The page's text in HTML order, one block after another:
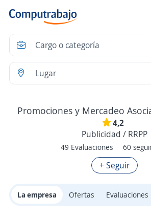
Promociones y Mercadeo
4,2
Publicidad / RRPP
49 Evaluaciones 60
+ Seguir
La empresa Ofertas Evaluaciones